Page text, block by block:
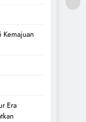
Kemajuan
Era